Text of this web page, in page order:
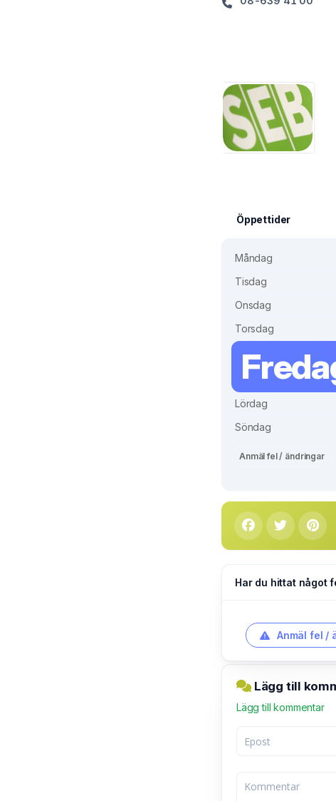
Öppettider
Måndag
Tisdag
Onsdag
Torsdag
Lördag
Söndag
Anmäl fel / ändringar
Har du hittat något
Anmäl fel /
Lägg till
Lägg till kommentar